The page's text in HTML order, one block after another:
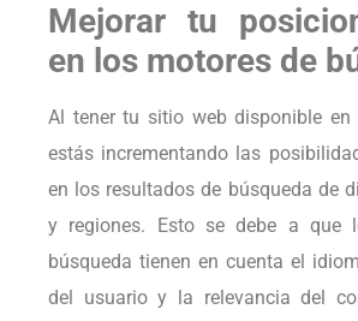
Mejorar tu
en los motores de
Al tener tu sitio web disponible en
estás incrementando las
en los resultados de búsqueda de
y regiones. Esto se debe a que
búsqueda tienen en cuenta el
del usuario y la relevancia del